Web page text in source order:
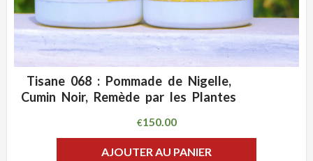
CLIQUEZ POUR VOIR
ADD WISHLIST
Tisane 068 : Pommade de Nigelle,
Cumin Noir, Remède par les Plantes
€150.00
AJOUTER AU PANIER